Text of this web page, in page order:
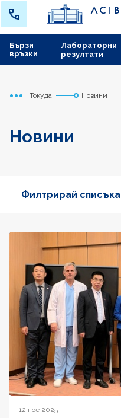
Лабораторни
резултати
Бързи
връзки
Начало
Токуда Новини
Новини
Филтрирай списъка
12 ное 2025